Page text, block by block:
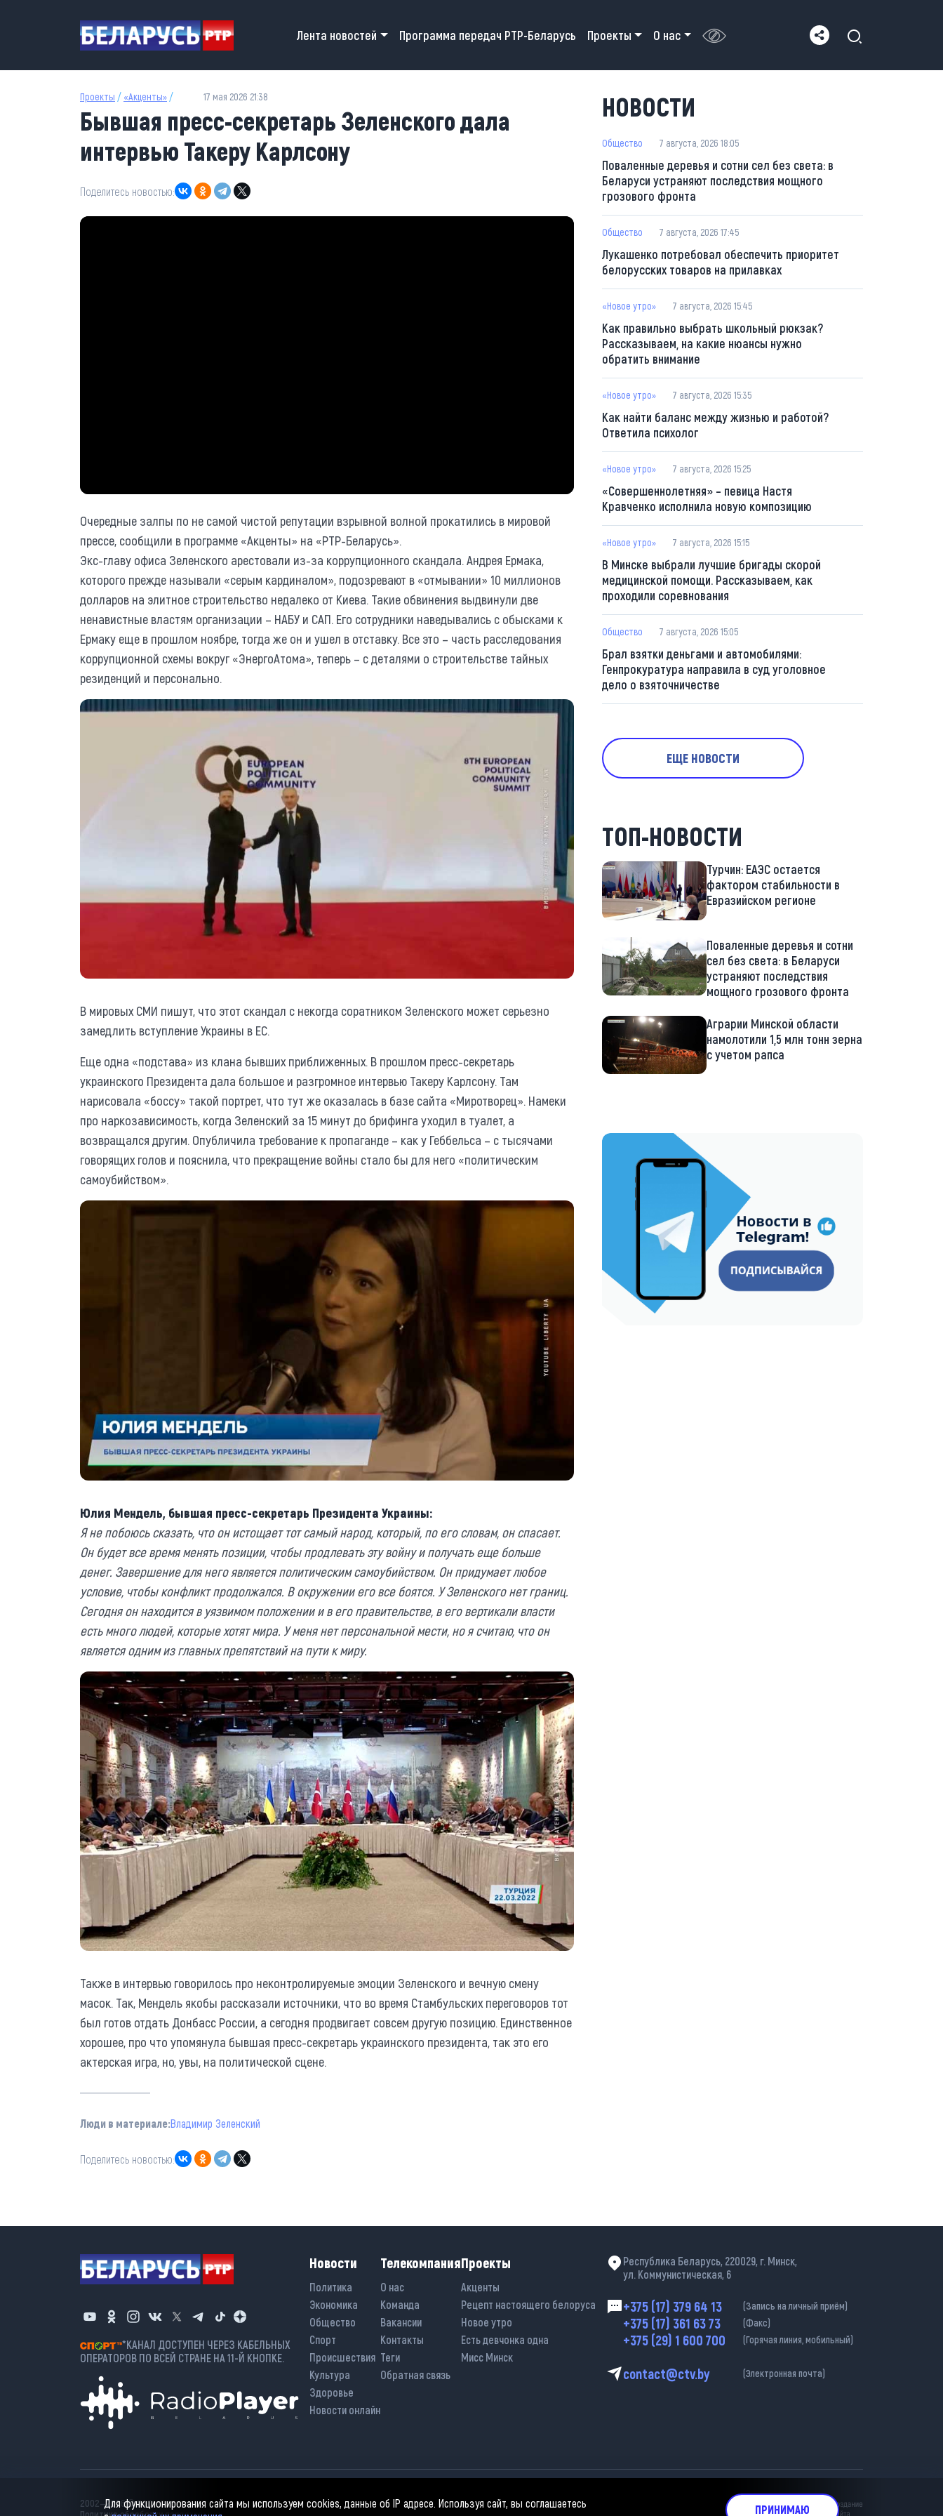
Main navigation
Лента новостей Программа передач РТР-Беларусь Проекты О нас
Проекты / «Акценты» / 17 мая 2026 21:38
Бывшая пресс-секретарь Зеленского дала
интервью Такеру Карлсону
Поделитесь новостью:
Очередные залпы по не самой чистой репутации взрывной волной прокатились в мировой
прессе, сообщили в программе «Акценты» на «РТР-Беларусь».
Экс-главу офиса Зеленского арестовали из-за коррупционного скандала. Андрея Ермака,
которого прежде называли «серым кардиналом», подозревают в «отмывании» 10 миллионов
долларов на элитное строительство недалеко от Киева. Такие обвинения выдвинули две
ненавистные властям организации – НАБУ и САП. Его сотрудники наведывались с обысками к
Ермаку еще в прошлом ноябре, тогда же он и ушел в отставку. Все это – часть расследования
коррупционной схемы вокруг «ЭнергоАтома», теперь – с деталями о строительстве тайных
резиденций и персонально.
В мировых СМИ пишут, что этот скандал с некогда соратником Зеленского может серьезно
замедлить вступление Украины в ЕС.
Еще одна «подстава» из клана бывших приближенных. В прошлом пресс-секретарь
украинского Президента дала большое и разгромное интервью Такеру Карлсону. Там
нарисовала «боссу» такой портрет, что тут же оказалась в базе сайта «Миротворец». Намеки
про наркозависимость, когда Зеленский за 15 минут до брифинга уходил в туалет, а
возвращался другим. Опубличила требование к пропаганде – как у Геббельса – с тысячами
говорящих голов и пояснила, что прекращение войны стало бы для него «политическим
самоубийством».
Юлия Мендель, бывшая пресс-секретарь Президента Украины:
Я не побоюсь сказать, что он истощает тот самый народ, который, по его словам, он спасает.
Он будет все время менять позиции, чтобы продлевать эту войну и получать еще больше
денег. Завершение для него является политическим самоубийством. Он придумает любое
условие, чтобы конфликт продолжался. В окружении его все боятся. У Зеленского нет границ.
Сегодня он находится в уязвимом положении и в его правительстве, в его вертикали власти
есть много людей, которые хотят мира. У меня нет персональной мести, но я считаю, что он
является одним из главных препятствий на пути к миру.
Также в интервью говорилось про неконтролируемые эмоции Зеленского и вечную смену
масок. Так, Мендель якобы рассказали источники, что во время Стамбульских переговоров тот
был готов отдать Донбасс России, а сегодня продвигает совсем другую позицию. Единственное
хорошее, про что упомянула бывшая пресс-секретарь украинского президента, так это его
актерская игра, но, увы, на политической сцене.
Люди в материале:Владимир Зеленский
Поделитесь новостью:
НОВОСТИ
Общество 7 августа, 2026 18:05
Поваленные деревья и сотни сел без света: в
Беларуси устраняют последствия мощного
грозового фронта
Общество 7 августа, 2026 17:45
Лукашенко потребовал обеспечить приоритет
белорусских товаров на прилавках
«Новое утро» 7 августа, 2026 15:45
Как правильно выбрать школьный рюкзак?
Рассказываем, на какие нюансы нужно
обратить внимание
«Новое утро» 7 августа, 2026 15:35
Как найти баланс между жизнью и работой?
Ответила психолог
«Новое утро» 7 августа, 2026 15:25
«Совершеннолетняя» – певица Настя
Кравченко исполнила новую композицию
«Новое утро» 7 августа, 2026 15:15
В Минске выбрали лучшие бригады скорой
медицинской помощи. Рассказываем, как
проходили соревнования
Общество 7 августа, 2026 15:05
Брал взятки деньгами и автомобилями:
Генпрокуратура направила в суд уголовное
дело о взяточничестве
ЕЩЕ НОВОСТИ
ТОП-НОВОСТИ
Турчин: ЕАЭС остается
фактором стабильности в
Евразийском регионе
Поваленные деревья и сотни
сел без света: в Беларуси
устраняют последствия
мощного грозового фронта
Аграрии Минской области
намолотили 1,5 млн тонн зерна
с учетом рапса
https://t.me/minskctvby
*КАНАЛ ДОСТУПЕН ЧЕРЕЗ КАБЕЛЬНЫХ
ОПЕРАТОРОВ ПО ВСЕЙ СТРАНЕ НА 11-Й КНОПКЕ.
Новости
Политика
Экономика
Общество
Спорт
Происшествия
Культура
Здоровье
Новости онлайн
Телекомпания
О нас
Команда
Вакансии
Контакты
Теги
Обратная связь
Проекты
Акценты
Рецепт настоящего белоруса
Новое утро
Есть девчонка одна
Мисс Минск
Республика Беларусь, 220029, г. Минск,
ул. Коммунистическая, 6
+375 (17) 379 64 13 (Запись на личный приём)
+375 (17) 361 63 73 (Факс)
+375 (29) 1 600 700 (Горячая линия, мобильный)
contact@ctv.by (Электронная почта)
2002—2026 © ЗАО «Столичное телевидение». При любом использовании материалов активная гиперссылка на «belarus-news.by» обязательна.
Для функционирования сайта мы используем cookies, данные об IP адресе. Используя сайт, вы соглашаетесь
ПРИНИМАЮ